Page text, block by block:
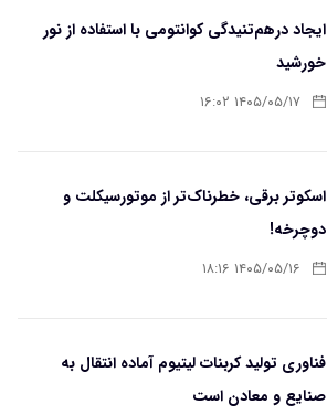
ایجاد درهم‌تنیدگی کوانتومی با استفاده از نور
خورشید
۱۴۰۵/۰۵/۱۷ ۱۶:۰۲
اسکوتر برقی، خطرناک‌تر از موتورسیکلت و
دوچرخه!
۱۴۰۵/۰۵/۱۶ ۱۸:۱۶
فناوری تولید کربنات لیتیوم آماده انتقال به
صنایع و معادن است